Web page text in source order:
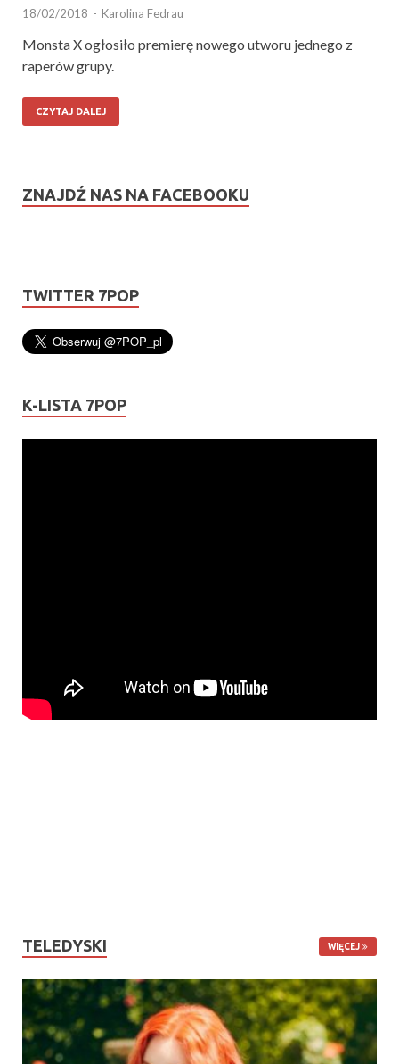
18/02/2018 - Karolina Fedrau
Monsta X ogłosiło premierę nowego utworu jednego z
raperów grupy.
CZYTAJ DALEJ
ZNAJDŹ NAS NA FACEBOOKU
TWITTER 7POP
K-LISTA 7POP
TELEDYSKI WIĘCEJ